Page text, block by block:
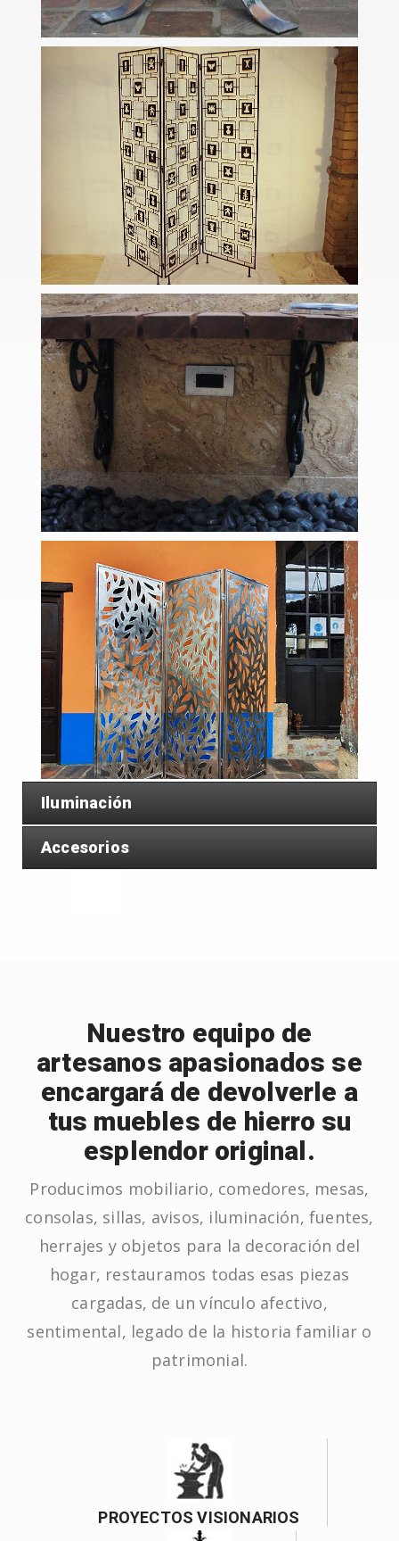
Iluminación
Accesorios
Nuestro equipo de
artesanos apasionados se
encargará de devolverle a
tus muebles de hierro su
esplendor original.
Producimos mobiliario, comedores, mesas,
consolas, sillas, avisos, iluminación, fuentes,
herrajes y objetos para la decoración del
hogar, restauramos todas esas piezas
cargadas, de un vínculo afectivo,
sentimental, legado de la historia familiar o
patrimonial.
PROYECTOS VISIONARIOS